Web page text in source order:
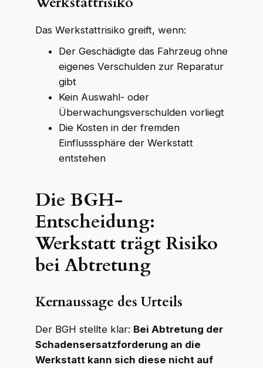
K R WKR Rechtsanwälte
Online · echte Anwälte, kein Callcenter
Das Werkstattrisiko greift, wenn:
Der Geschädigte das Fahrzeug ohne
eigenes Verschulden zur Reparatur
gibt
Kein Auswahl- oder
Überwachungsverschulden vorliegt
Die Kosten in der fremden
Einflusssphäre der Werkstatt
entstehen
Die BGH-
Entscheidung:
Werkstatt trägt Risiko
bei Abtretung
Kernaussage des Urteils
Der BGH stellte klar: Bei Abtretung der
Schadensersatzforderung an die
Werkstatt kann sich diese nicht auf